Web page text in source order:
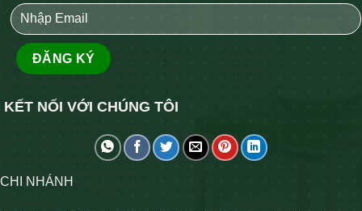
KẾT NỐI VỚI CHÚNG TÔI
CHI NHÁNH